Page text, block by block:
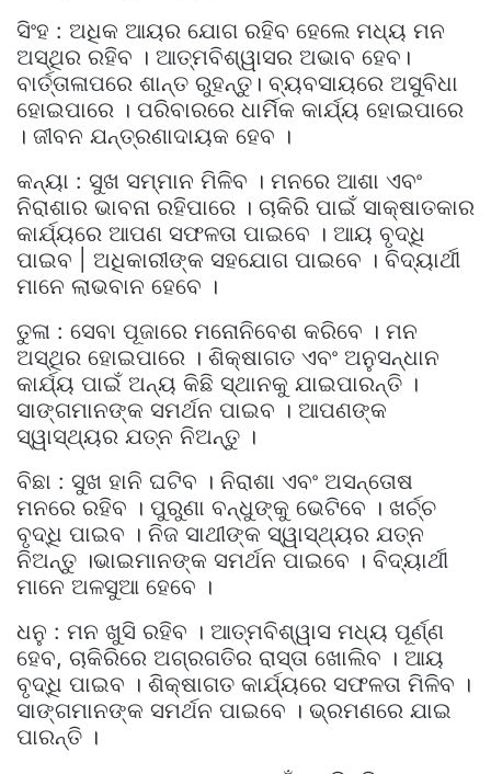
ସିଂହ : ଅଧିକ ଆୟର ଯୋଗ ରହିବ ହେଲେ ମଧ୍ୟ ମନ
ଅସ୍ଥିର ରହିବ । ଆତ୍ମବିଶ୍ୱାସର ଅଭାବ ହେବ।
ବାର୍ତ୍ତାଳାପରେ ଶାନ୍ତ ରୁହନ୍ତୁ। ବ୍ୟବସାୟରେ ଅସୁବିଧା
ହୋଇପାରେ । ପରିବାରରେ ଧାର୍ମିକ କାର୍ଯ୍ୟ ହୋଇପାରେ
। ଜୀବନ ଯନ୍ତ୍ରଣାଦାୟକ ହେବ ।
କନ୍ୟା : ସୁଖ ସମ୍ମାନ ମିଳିବ । ମନରେ ଆଶା ଏବଂ
ନିରାଶାର ଭାବନା ରହିପାରେ । ଚାକିରି ପାଇଁ ସାକ୍ଷାତକାର
କାର୍ଯ୍ୟରେ ଆପଣ ସଫଳତା ପାଇବେ । ଆୟ ବୃଦ୍ଧି
ପାଇବ | ଅଧିକାରୀଙ୍କ ସହଯୋଗ ପାଇବେ । ବିଦ୍ୟାର୍ଥୀ
ମାନେ ଲାଭବାନ ହେବେ ।
ତୁଳା : ସେବା ପୂଜାରେ ମନୋନିବେଶ କରିବେ । ମନ
ଅସ୍ଥିର ହୋଇପାରେ । ଶିକ୍ଷାଗତ ଏବଂ ଅନୁସନ୍ଧାନ
କାର୍ଯ୍ୟ ପାଇଁ ଅନ୍ୟ କିଛି ସ୍ଥାନକୁ ଯାଇପାରନ୍ତି ।
ସାଙ୍ଗମାନଙ୍କ ସମର୍ଥନ ପାଇବ । ଆପଣଙ୍କ
ସ୍ୱାସ୍ଥ୍ୟର ଯତ୍ନ ନିଅନ୍ତୁ ।
ବିଛା : ସୁଖ ହାନି ଘଟିବ । ନିରାଶା ଏବଂ ଅସନ୍ତୋଷ
ମନରେ ରହିବ । ପୁରୁଣା ବନ୍ଧୁଙ୍କୁ ଭେଟିବେ । ଖର୍ଚ୍ଚ
ବୃଦ୍ଧି ପାଇବ । ନିଜ ସାଥୀଙ୍କ ସ୍ୱାସ୍ଥ୍ୟର ଯତ୍ନ
ନିଅନ୍ତୁ ।ଭାଇମାନଙ୍କ ସମର୍ଥନ ପାଇବେ । ବିଦ୍ୟାର୍ଥୀ
ମାନେ ଅଳସୁଆ ହେବେ ।
ଧନୁ : ମନ ଖୁସି ରହିବ । ଆତ୍ମବିଶ୍ୱାସ ମଧ୍ୟ ପୂର୍ଣ୍ଣ
ହେବ, ଚାକିରିରେ ଅଗ୍ରଗତିର ରାସ୍ତା ଖୋଲିବ । ଆୟ
ବୃଦ୍ଧି ପାଇବ । ଶିକ୍ଷାଗତ କାର୍ଯ୍ୟରେ ସଫଳତା ମିଳିବ ।
ସାଙ୍ଗମାନଙ୍କ ସମର୍ଥନ ପାଇବେ । ଭ୍ରମଣରେ ଯାଇ
ପାରନ୍ତି ।